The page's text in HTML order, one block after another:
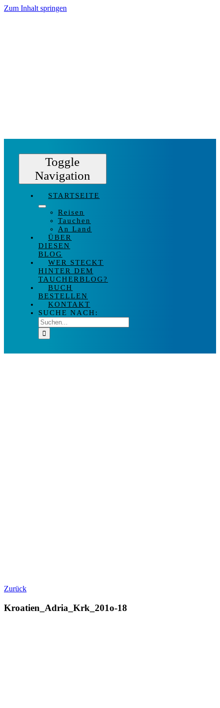
Zum Inhalt springen
Toggle
Navigation
STARTSEITE
Reisen
Tauchen
An Land
ÜBER
DIESEN
BLOG
WER STECKT
HINTER DEM
TAUCHERBLOG?
BUCH
BESTELLEN
KONTAKT
SUCHE NACH:
Zurück
Kroatien_Adria_Krk_201o-18